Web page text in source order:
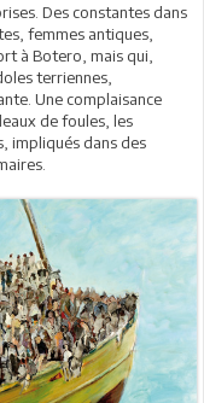
Des constantes dans
femmes antiques,
à Botero, mais qui,
terriennes,
Une complaisance
de foules, les
impliqués dans des